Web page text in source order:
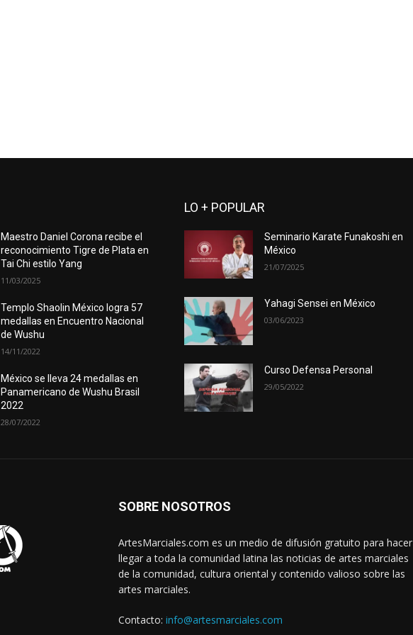
Maestro Daniel Corona recibe el
reconocimiento Tigre de Plata en
Tai Chi estilo Yang
11/03/2025
Templo Shaolin México logra 57
medallas en Encuentro Nacional
de Wushu
14/11/2022
México se lleva 24 medallas en
Panamericano de Wushu Brasil
2022
28/07/2022
LO + POPULAR
Seminario Karate Funakoshi en
México
21/07/2025
Yahagi Sensei en México
03/06/2023
Curso Defensa Personal
29/05/2022
SOBRE NOSOTROS
ArtesMarciales.com es un medio de difusión gratuito para hacer
llegar a toda la comunidad latina las noticias de artes marciales
de la comunidad, cultura oriental y contenido valioso sobre las
artes marciales.
Contacto: info@artesmarciales.com